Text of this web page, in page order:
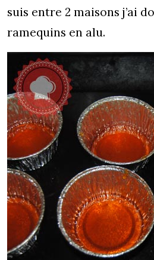
suis entre 2 maisons j’ai
ramequins en alu.